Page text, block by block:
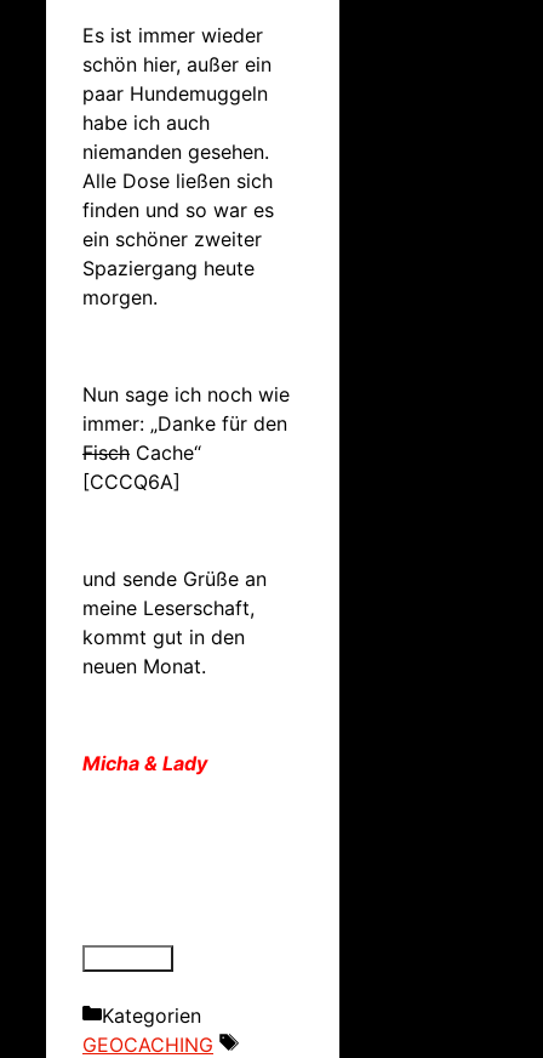
Es ist immer wieder
schön hier, außer ein
paar Hundemuggeln
habe ich auch
niemanden gesehen.
Alle Dose ließen sich
finden und so war es
ein schöner zweiter
Spaziergang heute
morgen.
Nun sage ich noch wie
immer: „Danke für den
Fisch Cache“
[CCCQ6A]
und sende Grüße an
meine Leserschaft,
kommt gut in den
neuen Monat.
Micha & Lady
Kategorien
GEOCACHING